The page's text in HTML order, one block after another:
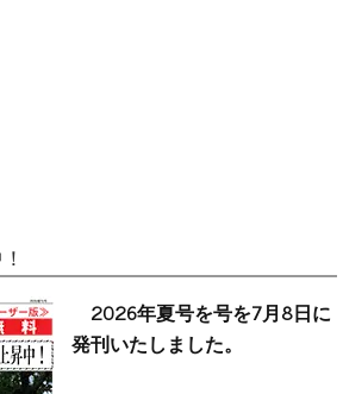
2026年夏号を号を7月8日に
発刊いたしました。